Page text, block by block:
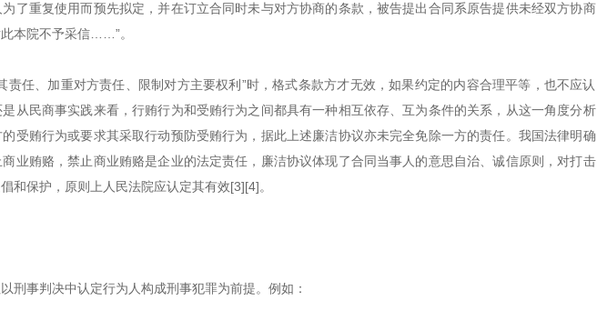
了重复使用而预先拟定，并在订立合同时未与对方协商的条款，被告提出合同系原告提供未经双方协商
本院不予采信……”。
责任、加重对方责任、限制对方主要权利”时，格式条款方才无效，如果约定的内容合理平等，也不应认
从民商事实践来看，行贿行为和受贿行为之间都具有一种相互依存、互为条件的关系，从这一角度分析
受贿行为或要求其采取行动预防受贿行为，据此上述廉洁协议亦未完全免除一方的责任。我国法律明确
业贿赂，禁止商业贿赂是企业的法定责任，廉洁协议体现了合同当事人的意思自治、诚信原则，对打击
和保护，原则上人民法院应认定其有效[3][4]。
刑事判决中认定行为人构成刑事犯罪为前提。例如：